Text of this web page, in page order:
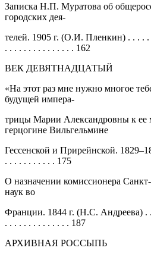
Записка Н.П. Муратова об
городских дея-
телей. 1905 г. (О.И. Пленкин) . . . . .
. . . . . . . . . . . . . . . 162
ВЕК ДЕВЯТНАДЦАТЫЙ
«На этот раз мне нужно многое
будущей импера-
трицы Марии Александровны к ее
герцогине Вильгельмине
Гессенской и Прирейнской.
. . . . . . . . . . . 175
О назначении комиссионера
наук во
Франции. 1844 г. (Н.С. Андреева) .
. . . . . . . . . . . . . . 187
АРХИВНАЯ РОССЫПЬ